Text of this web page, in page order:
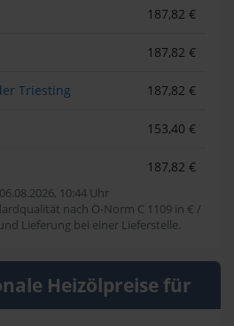
187,82 €
187,82 €
Triesting 187,82 €
153,40 €
187,82 €
10:44 Uhr
nach Ö-Norm C 1109 in € /
Lieferung bei einer Lieferstelle.
Heizölpreise für